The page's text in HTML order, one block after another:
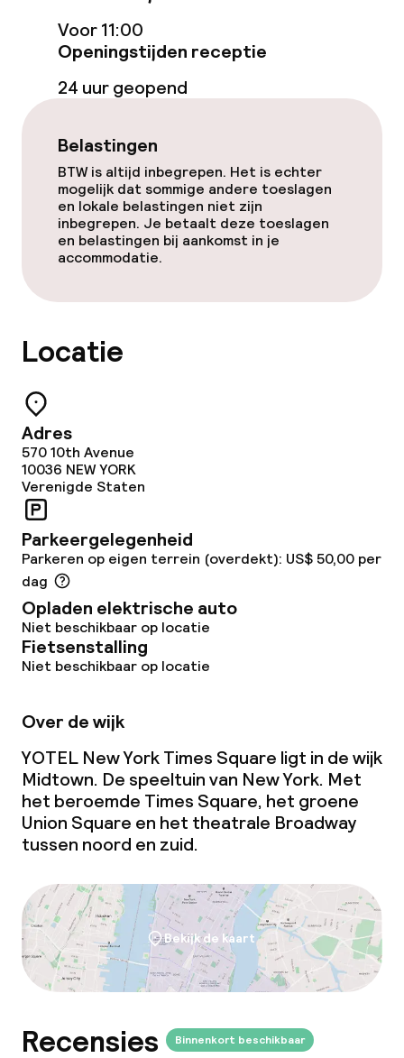
Entertainment
Gratis wifi
Terras
Eet- en drinkgelegenheden
Roomservice
Schoonmaakvoorzieningen
Wasfaciliteiten (wasmachine)
Wasservice
Zakelijke faciliteiten
Conferentieruimte
Vergaderruimte
Beleid
Overal rookvrij
dan de 5 kg)
Grote huisdieren toegestaan (meer
dan 5 kg)
Voor 11:00
Openingstijden receptie
24 uur geopend
Belastingen
BTW is altijd inbegrepen. Het is echter
mogelijk dat sommige andere toeslagen
en lokale belastingen niet zijn
inbegrepen. Je betaalt deze toeslagen
en belastingen bij aankomst in je
accommodatie.
Locatie
Adres
570 10th Avenue
10036 NEW YORK
Verenigde Staten
Parkeergelegenheid
Parkeren op eigen terrein (overdekt): US$ 50,00 per
dag
Opladen elektrische auto
Niet beschikbaar op locatie
Fietsenstalling
Niet beschikbaar op locatie
Over de wijk
YOTEL New York Times Square ligt in de wijk
Midtown. De speeltuin van New York. Met
het beroemde Times Square, het groene
Union Square en het theatrale Broadway
tussen noord en zuid.
Bekijk de kaart
Recensies Binnenkort beschikbaar